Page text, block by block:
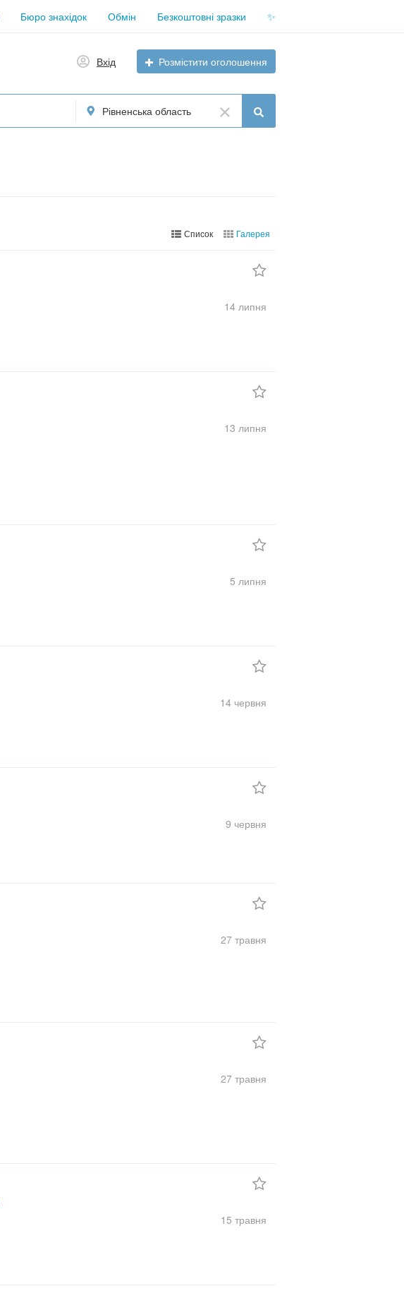
Бюро знахідок Обмін Безкоштовні зразки ✨
Вхід Розмістити оголошення
Рівненська область
Список Галерея
14 липня
13 липня
5 липня
14 червня
9 червня
27 травня
27 травня
15 травня